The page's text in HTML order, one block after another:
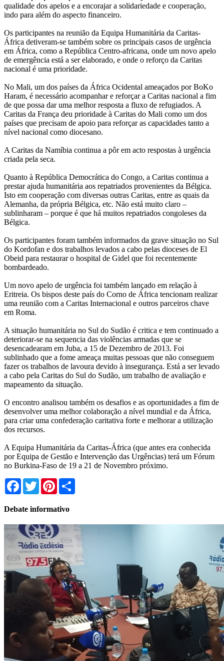
qualidade dos apelos e a encorajar a solidariedade e cooperação,
indo para além do aspecto financeiro.
Os participantes na reunião da Equipa Humanitária da Caritas-
África detiveram-se também sobre os principais casos de urgência
em África, como a República Centro-africana, onde um novo apelo
de emergência está a ser elaborado, e onde o reforço da Caritas
nacional é uma prioridade.
No Mali, um dos países da África Ocidental ameaçados por BoKo
Haram, é necessário acompanhar e reforçar a Caritas nacional a fim
de que possa dar uma melhor resposta a fluxo de refugiados. A
Caritas da França deu prioridade à Caritas do Mali como um dos
países que precisam de apoio para reforçar as capacidades tanto a
nível nacional como diocesano.
A Caritas da Namíbia continua a pôr em acto respostas à urgência
criada pela seca.
Quanto à República Democrática do Congo, a Caritas continua a
prestar ajuda humanitária aos repatriados provenientes da Bélgica.
Isto em cooperação com diversas outras Caritas, entre as quais da
Alemanha, da própria Bélgica, etc. Não está muito claro –
sublinharam – porque é que há muitos repatriados congoleses da
Bélgica.
Os participantes foram também informados da grave situação no Sul
do Kordofan e dos trabalhos levados a cabo pelas dioceses de El
Obeid para restaurar o hospital de Gidel que foi recentemente
bombardeado.
Um novo apelo de urgência foi também lançado em relação à
Eritreia. Os bispos deste país do Corno de África tencionam realizar
uma reunião com a Caritas Internacional e outros parceiros chave
em Roma.
A situação humanitária no Sul do Sudão é critica e tem continuado a
deteriorar-se na sequencia das violências armadas que se
desencadearam em Juba, a 15 de Dezembro de 2013. Foi
sublinhado que a fome ameaça muitas pessoas que não conseguem
fazer os trabalhos de lavoura devido à insegurança. Está a ser levado
a cabo pela Caritas do Sul do Sudão, um trabalho de avaliação e
mapeamento da situação.
O encontro analisou também os desafios e as oportunidades a fim de
desenvolver uma melhor colaboração a nível mundial e da África,
para criar uma confederação caritativa forte e melhorar a utilização
dos recursos.
A Equipa Humanitária da Caritas-África (que antes era conhecida
por Equipa de Gestão e Intervenção das Urgências) terá um Fórum
no Burkina-Faso de 19 a 21 de Novembro próximo.
Facebook
TwitterPinterest
Debate informativo